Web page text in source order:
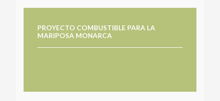
PROYECTO COMBUSTIBLE PARA LA
MARIPOSA MONARCA